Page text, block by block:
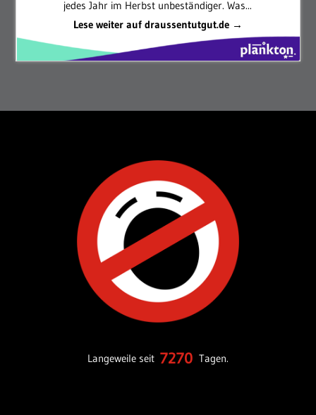
jedes Jahr im Herbst unbeständiger. Was...
Lese weiter auf draussentutgut.de →
Langeweile seit 7270 Tagen.